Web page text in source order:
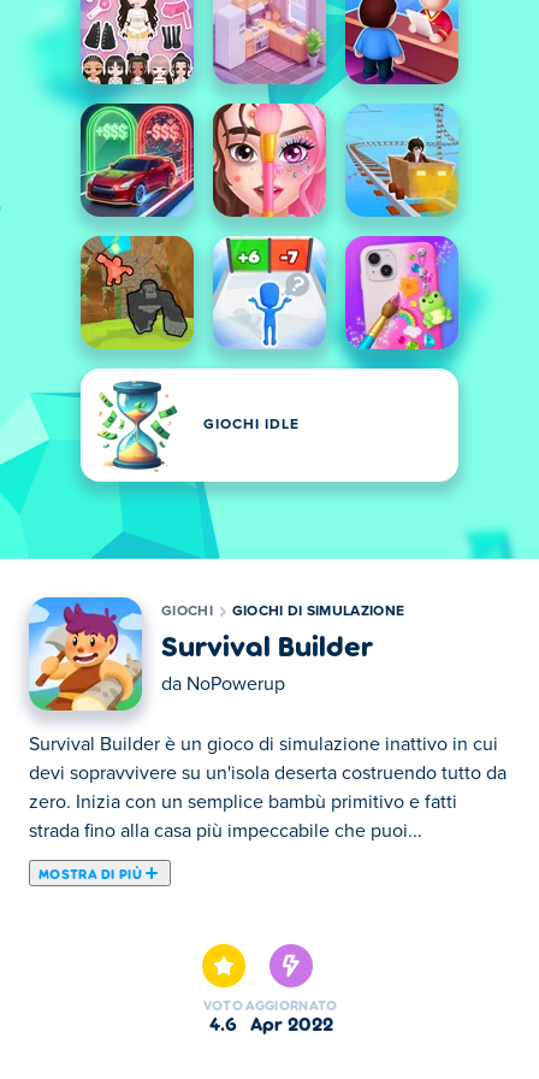
GIOCHI IDLE
GIOCHI GIOCHI DI SIMULAZIONE
Survival Builder
da NoPowerup
Survival Builder è un gioco di simulazione inattivo in cui
devi sopravvivere su un'isola deserta costruendo tutto da
zero. Inizia con un semplice bambù primitivo e fatti
strada fino alla casa più impeccabile che puoi...
MOSTRA DI PIÙ
zero. Inizia con un semplice bambù primitivo e fatti
strada fino alla casa più impeccabile che puoi
immaginare. Recluta lavoratori e assegna diversi compiti,
VOTO
4.6
AGGIORNATO
apr 2022